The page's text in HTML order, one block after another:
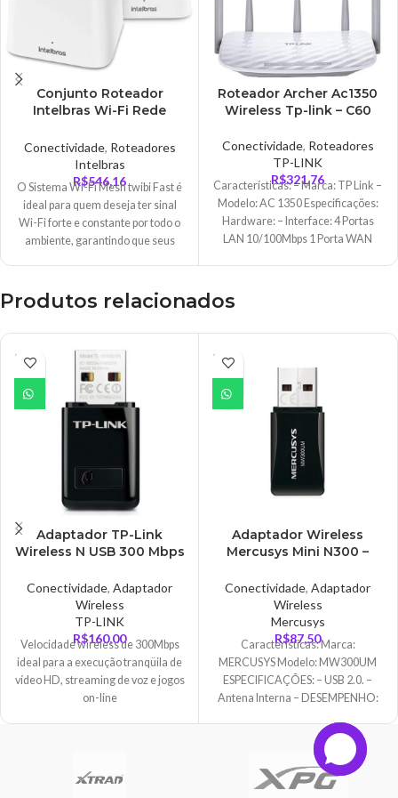
Conjunto Roteador
Intelbras Wi-Fi Rede
Band, Bivolt – 310
Conectividade, Roteadores
Intelbras
R$546,16
O Sistema Wi-Fi Mesh twibi Fast é
ideal para quem deseja ter sinal
Wi-Fi forte e constante por todo o
ambiente, garantindo que seus
Fast tem tecnologia Mesh AC 1200
e é ideal para planos de internet de
Roteador Archer Ac1350
Wireless Tp-link – C60
Conectividade, Roteadores
TP-LINK
R$321,76
Características: – Marca: TP Link –
Modelo: AC 1350 Especificações:
Hardware: – Interface: 4 Portas
LAN 10/100Mbps 1 Porta WAN
Produtos relacionados
ESGO
TADO
Adaptador TP-Link
Wireless N USB 300 Mbps
Conectividade, Adaptador
Wireless
TP-LINK
R$160,00
Velocidade wireless de 300Mbps
ideal para a execução tranqüila de
vídeo HD, streaming de voz e jogos
on-line
ESGO
TADO
Adaptador Wireless
Mercusys Mini N300 –
Conectividade, Adaptador
Wireless
Mercusys
R$87,50
Características: Marca:
MERCUSYS Modelo: MW300UM
ESPECIFICAÇÕES: – USB 2.0. –
Antena Interna – DESEMPENHO:
SOFTWARE: Windows